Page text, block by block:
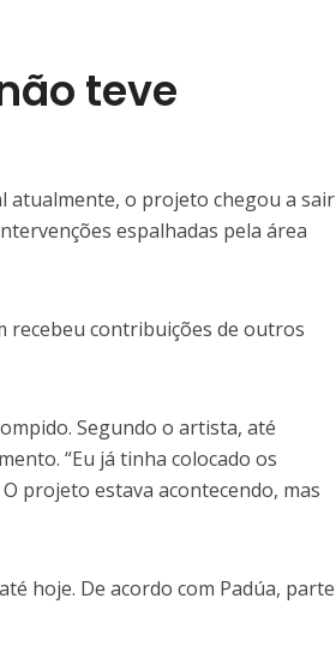
teve
atualmente, o projeto chegou a sair
espalhadas pela área
recebeu contribuições de outros
Segundo o artista, até
“Eu já tinha colocado os
projeto estava acontecendo, mas
hoje. De acordo com Padúa, parte